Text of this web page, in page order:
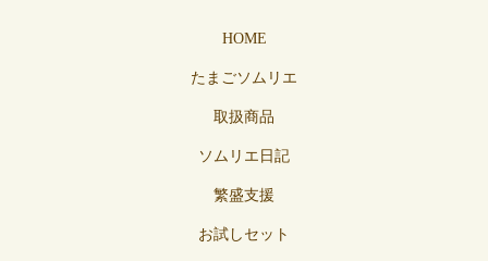
HOME
たまごソムリエ
取扱商品
ソムリエ日記
繁盛支援
お試しセット